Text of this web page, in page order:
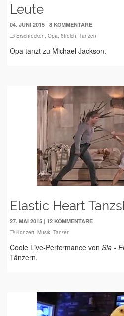
Leute
04. JUNI 2015 | 8 KOMMENTARE
Erschrecken, Opa, Streich, Tanzen
Opa tanzt zu Michael Jackson.
Elastic Heart
27. MAI 2015 | 12 KOMMENTARE
Konzert, Musik, Tanzen
Coole Live-Performance von Sia -
Tänzern.